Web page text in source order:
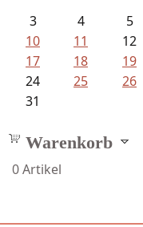
3
4 5
10
11 12
17
18 19
24
25 26
31
Warenkorb
0Artikel